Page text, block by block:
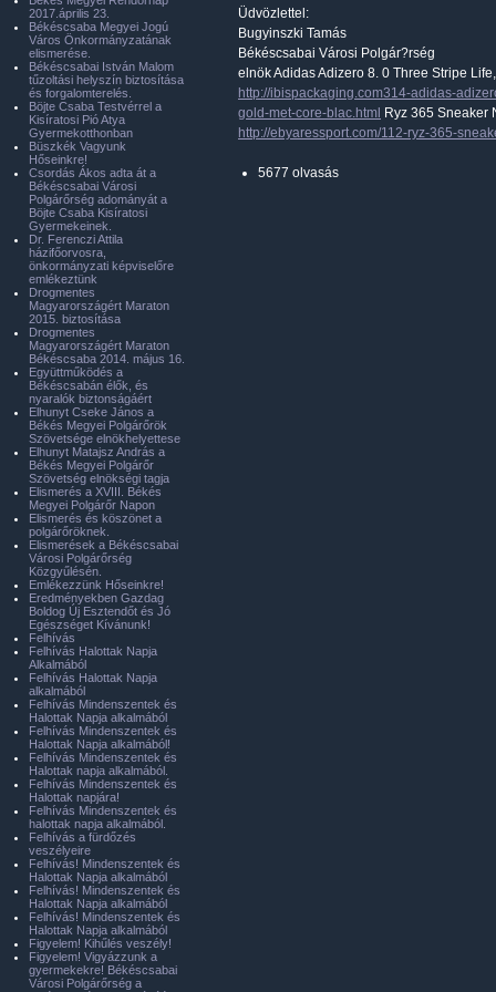
Üdvözlettel:
Bugyinszki Tamás
Békéscsabai Városi Polgár?rség
elnök Adidas Adizero 8. 0 Three Stripe
http://ibispackaging.com314-adidas-
gold-met-core-blac.html Ryz 365 Sneaker
http://ebyaressport.com/112-ryz-365-
5677 olvasás
2017.április 23.
Békéscsaba Megyei Jogú
Város Önkormányzatának
elismerése.
Békéscsabai István Malom
tűzoltási helyszín biztosítása
és forgalomterelés.
Böjte Csaba Testvérrel a
Kisíratosi Pió Atya
Gyermekotthonban
Büszkék Vagyunk
Hőseinkre!
Csordás Ákos adta át a
Békéscsabai Városi
Polgárőrség adományát a
Böjte Csaba Kisíratosi
Gyermekeinek.
Dr. Ferenczi Attila
házifőorvosra,
önkormányzati képviselőre
emlékeztünk
Drogmentes
Magyarországért Maraton
2015. biztosítása
Drogmentes
Magyarországért Maraton
Békéscsaba 2014. május 16.
Együttműködés a
Békéscsabán élők, és
nyaralók biztonságáért
Elhunyt Cseke János a
Békés Megyei Polgárőrök
Szövetsége elnökhelyettese
Elhunyt Matajsz András a
Békés Megyei Polgárőr
Szövetség elnökségi tagja
Elismerés a XVIII. Békés
Megyei Polgárőr Napon
Elismerés és köszönet a
polgárőröknek.
Elismerések a Békéscsabai
Városi Polgárőrség
Közgyűlésén.
Emlékezzünk Hőseinkre!
Eredményekben Gazdag
Boldog Új Esztendőt és Jó
Egészséget Kívánunk!
Felhívás
Felhívás Halottak Napja
Alkalmából
Felhívás Halottak Napja
alkalmából
Felhívás Mindenszentek és
Halottak Napja alkalmából
Felhívás Mindenszentek és
Halottak Napja alkalmából!
Felhívás Mindenszentek és
Halottak napja alkalmából.
Felhívás Mindenszentek és
Halottak napjára!
Felhívás Mindenszentek és
halottak napja alkalmából.
Felhívás a fürdőzés
veszélyeire
Felhívás! Mindenszentek és
Halottak Napja alkalmából
Felhívás! Mindenszentek és
Halottak Napja alkalmából
Felhívás! Mindenszentek és
Halottak Napja alkalmából
Figyelem! Kihűlés veszély!
Figyelem! Vigyázzunk a
gyermekekre! Békéscsabai
Városi Polgárőrség a